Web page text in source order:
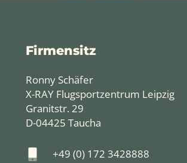
Firmensitz
Ronny Schäfer
X-RAY Flugsportzentrum Leipzig
Granitstr. 29
D-04425 Taucha
+49 (0) 172 3428888